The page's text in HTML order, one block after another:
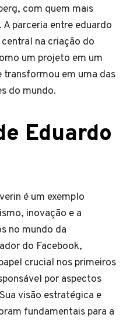
com quem mais
parceria entre eduardo
na criação do
um projeto em um
em uma das
do mundo.
Eduardo
é um exemplo
inovação e a
no mundo da
do Facebook,
crucial nos primeiros
por aspectos
visão estratégica e
fundamentais para a